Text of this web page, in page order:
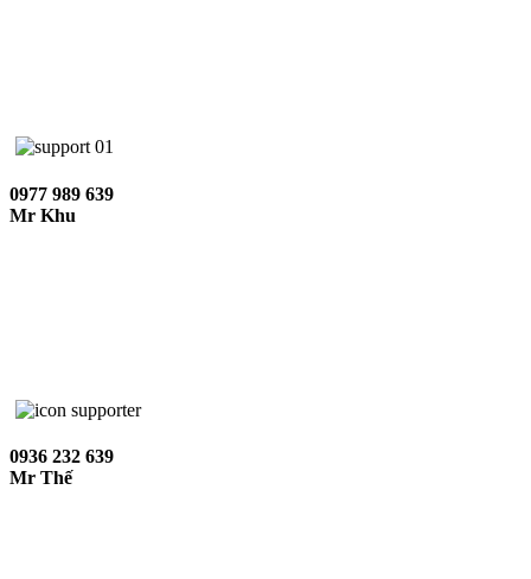
0977 989 639
Mr Khu
0936 232 639
Mr Thế